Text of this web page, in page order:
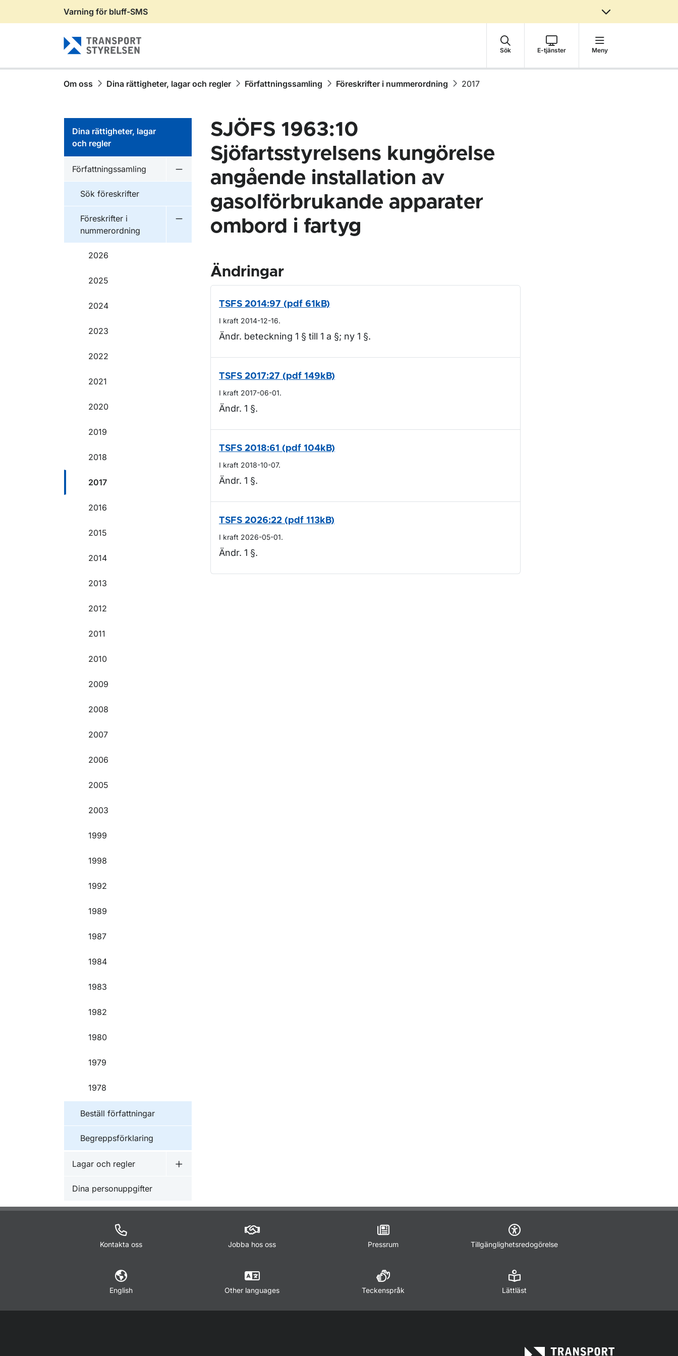
Gå till sidans innehåll
Varning för bluff-SMS
Sök E-tjänster Meny
Om oss Dina rättigheter, lagar och regler Författningssamling Föreskrifter i nummerordning 2017
Dina rättigheter, lagar
och regler
Författningssamling
Undermeny för Författningssamling
Sök föreskrifter
Föreskrifter i
nummerordning
Undermeny för Föreskrifter i nummerordning
2026
2025
2024
2023
2022
2021
2020
2019
2018
2017
2016
2015
2014
2013
2012
2011
2010
2009
2008
2007
2006
2005
2003
1999
1998
1992
1989
1987
1984
1983
1982
1980
1979
1978
Beställ författningar
Begreppsförklaring
Lagar och regler
Undermeny för Lagar och regler
Dina personuppgifter
SJÖFS 1963:10
Sjöfartsstyrelsens kungörelse
angående installation av
gasolförbrukande apparater
ombord i fartyg
Ändringar
TSFS 2014:97 (pdf 61kB)
I kraft 2014-12-16.
Ändr. beteckning 1 § till 1 a §; ny 1 §.
TSFS 2017:27 (pdf 149kB)
I kraft 2017-06-01.
Ändr. 1 §.
TSFS 2018:61 (pdf 104kB)
I kraft 2018-10-07.
Ändr. 1 §.
TSFS 2026:22 (pdf 113kB)
I kraft 2026-05-01.
Ändr. 1 §.
Kontakta oss Jobba hos oss Pressrum Tillgänglighetsredogörelse
English Other languages Teckenspråk Lättläst